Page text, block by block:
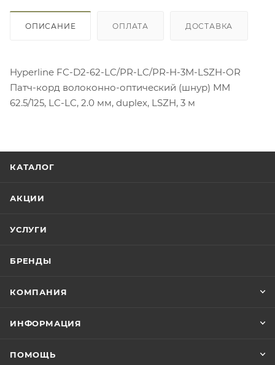
ОПИСАНИЕ ОПЛАТА ДОСТАВКА
Hyperline FC-D2-62-LC/PR-LC/PR-H-3M-LSZH-OR
Патч-корд волоконно-оптический (шнур) MM
62.5/125, LC-LC, 2.0 мм, duplex, LSZH, 3 м
КАТАЛОГ
АКЦИИ
УСЛУГИ
БРЕНДЫ
КОМПАНИЯ
ИНФОРМАЦИЯ
ПОМОЩЬ